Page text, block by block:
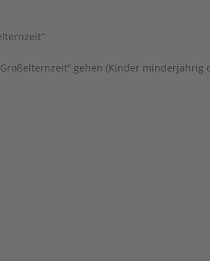
gehen (Kinder minderjährig